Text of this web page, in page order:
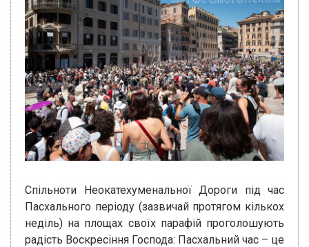
Спільноти Неокатехуменальної Дороги під час
Пасхального періоду (зазвичай протягом кількох
неділь) на площах своїх парафій проголошують
радість Воскресіння Господа: Пасхальний час – це